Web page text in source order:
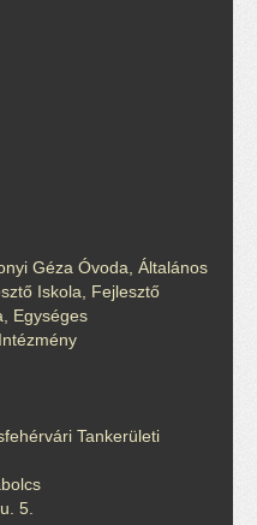
Géza Óvoda, Általános
Iskola, Fejlesztő
Egységes
Tankerületi
5.